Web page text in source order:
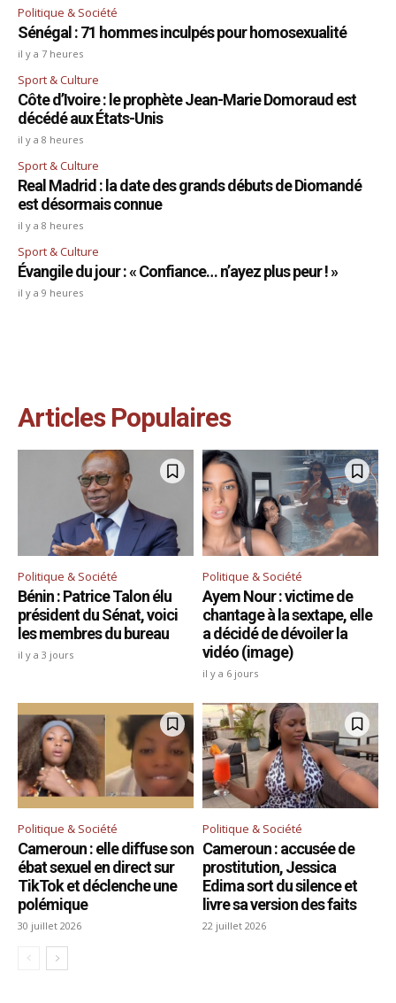
Politique & Société
Sénégal : 71 hommes inculpés pour homosexualité
il y a 7 heures
Sport & Culture
Côte d’Ivoire : le prophète Jean-Marie Domoraud est
décédé aux États-Unis
il y a 8 heures
Sport & Culture
Real Madrid : la date des grands débuts de Diomandé
est désormais connue
il y a 8 heures
Sport & Culture
Évangile du jour : « Confiance… n’ayez plus peur ! »
il y a 9 heures
Articles Populaires
Politique & Société
Bénin : Patrice Talon élu
président du Sénat, voici
les membres du bureau
il y a 3 jours
Politique & Société
Ayem Nour : victime de
chantage à la sextape, elle
a décidé de dévoiler la
vidéo (image)
il y a 6 jours
Politique & Société
Cameroun : elle diffuse son
ébat sexuel en direct sur
TikTok et déclenche une
polémique
30 juillet 2026
Politique & Société
Cameroun : accusée de
prostitution, Jessica
Edima sort du silence et
livre sa version des faits
22 juillet 2026